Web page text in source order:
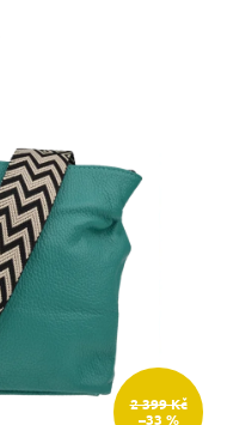
2 399 Kč
–33 %